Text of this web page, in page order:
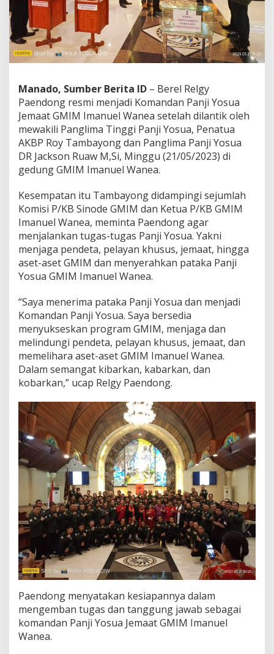
a
n
e
a
e
s
m
i
D
i
a
n
i
k
Manado, Sumber Berita ID – Berel Relgy
Paendong resmi menjadi Komandan Panji Yosua
Jemaat GMIM Imanuel Wanea setelah dilantik oleh
mewakili Panglima Tinggi Panji Yosua, Penatua
AKBP Roy Tambayong dan Panglima Panji Yosua
DR Jackson Ruaw M,Si, Minggu (21/05/2023) di
gedung GMIM Imanuel Wanea.
Kesempatan itu Tambayong didampingi sejumlah
Komisi P/KB Sinode GMIM dan Ketua P/KB GMIM
Imanuel Wanea, meminta Paendong agar
menjalankan tugas-tugas Panji Yosua. Yakni
menjaga pendeta, pelayan khusus, jemaat, hingga
aset-aset GMIM dan menyerahkan pataka Panji
Yosua GMIM Imanuel Wanea.
“Saya menerima pataka Panji Yosua dan menjadi
Komandan Panji Yosua. Saya bersedia
menyukseskan program GMIM, menjaga dan
melindungi pendeta, pelayan khusus, jemaat, dan
memelihara aset-aset GMIM Imanuel Wanea.
Dalam semangat kibarkan, kabarkan, dan
kobarkan,” ucap Relgy Paendong.
Paendong menyatakan kesiapannya dalam
mengemban tugas dan tanggung jawab sebagai
komandan Panji Yosua Jemaat GMIM Imanuel
Wanea.